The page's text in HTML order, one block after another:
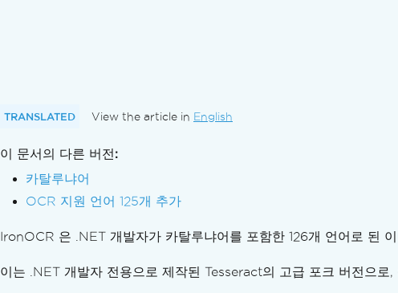
텍스트를 이미지로 강조 표시
디버깅
문제 해결
기술 지원팀에 문의하기
IronOCR에 대한 최상의 지원을 받는 방법
왜 IronOCR이고 Tesseract가 아닌가요?
TRANSLATED View the article in English
이 문서의 다른 버전:
카탈루냐어
OCR 지원 언어 125개 추가
IronOCR 은 .NET 개발자가 카탈루냐어를 포함한 126개 언어로 된
이는 .NET 개발자 전용으로 제작된 Tesseract의 고급 포크 버전으